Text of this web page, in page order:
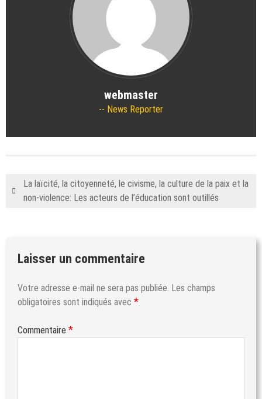
webmaster
News Reporter
La laïcité, la citoyenneté, le civisme, la culture de la paix et la
non-violence: Les acteurs de l’éducation sont outillés
Laisser un commentaire
Votre adresse e-mail ne sera pas publiée. Les champs
obligatoires sont indiqués avec *
Commentaire *